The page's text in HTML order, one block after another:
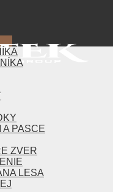
PASCE
ZVER
LESA